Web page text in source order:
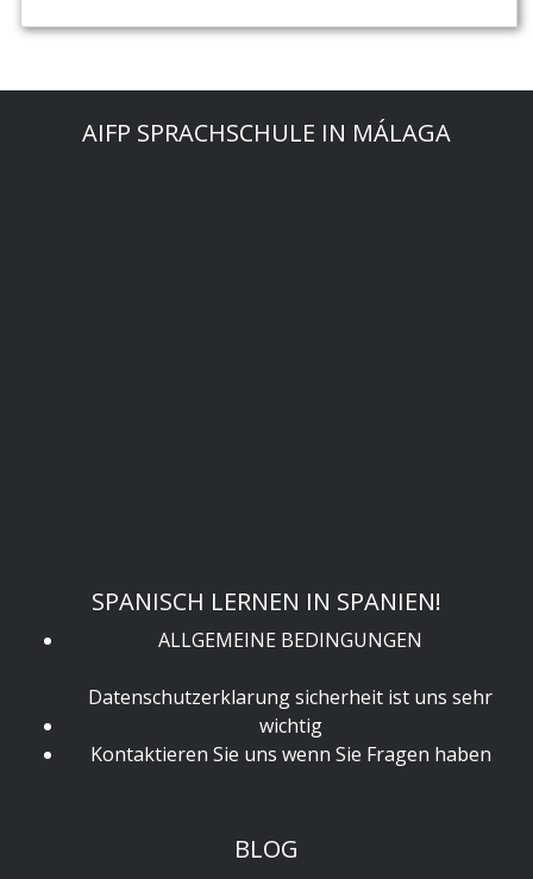
AIFP SPRACHSCHULE IN MÁLAGA
SPANISCH LERNEN IN SPANIEN!
ALLGEMEINE BEDINGUNGEN
Datenschutzerklarung sicherheit ist uns sehr
wichtig
Kontaktieren Sie uns wenn Sie Fragen haben
BLOG